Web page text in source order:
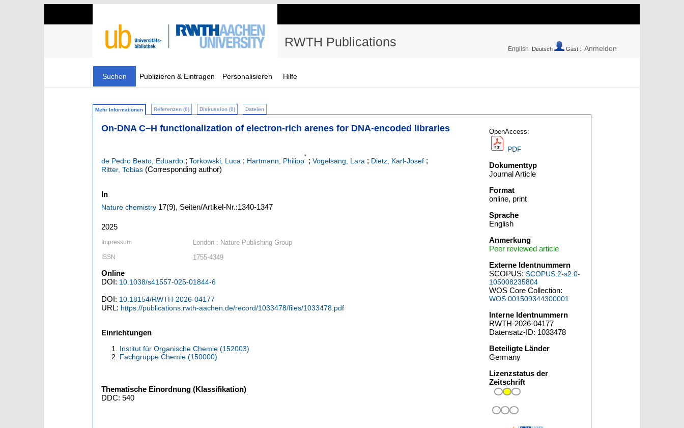
RWTH Publications English Deutsch Gast :: Anmelden
Suchen Publizieren & Eintragen Personalisieren Hilfe
Mehr Informationen Referenzen (0) Diskussion (0) Dateien
On-DNA C–H functionalization of electron-rich arenes for DNA-encoded libraries
de Pedro Beato, Eduardo ; Torkowski, Luca ; Hartmann, Philipp
*
; Vogelsang, Lara ; Dietz, Karl-Josef ;
Ritter, Tobias (Corresponding author)
In
Nature chemistry 17(9), Seiten/Artikel-Nr.:1340-1347
2025
Impressum London : Nature Publishing Group
ISSN 1755-4349
Online
DOI: 10.1038/s41557-025-01844-6
DOI: 10.18154/RWTH-2026-04177
URL: https://publications.rwth-aachen.de/record/1033478/files/1033478.pdf
Einrichtungen
Institut für Organische Chemie (152003)
Fachgruppe Chemie (150000)
Thematische Einordnung (Klassifikation)
DDC: 540
OpenAccess:
PDF
Dokumenttyp
Journal Article
Format
online, print
Sprache
English
Anmerkung
Peer reviewed article
Externe Identnummern
SCOPUS:SCOPUS:2-s2.0-
105008235804
WOS Core Collection:
WOS:001509344300001
Interne Identnummern
RWTH-2026-04177
Datensatz-ID: 1033478
Beteiligte Länder
Germany
Lizenzstatus der
Zeitschrift